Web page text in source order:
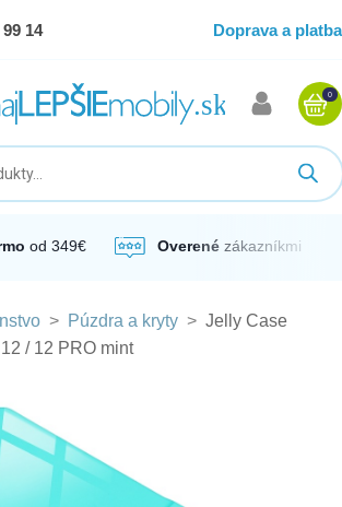
14 Doprava a platba
0
od 349€ Overené zákazníkmi
> Púzdra a kryty > Jelly Case
/ 12 PRO mint